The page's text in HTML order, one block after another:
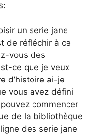
un serie jane
de réfléchir à ce
vous des
ce que je veux
d’histoire ai-je
vous avez défini
commencer
de la bibliothèque
des serie jane